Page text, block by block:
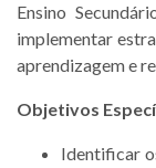
Ensino
implementar
aprendizagem e
Objetivos
Identificar